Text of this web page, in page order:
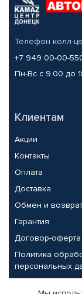
Телефон колл-
+7 949 00-00-
Пн-Вс с 9.00 до
Клиентам
Акции
Контакты
Оплата
Доставка
Обмен и возврат
Гарантия
Договор-оферта
Политика
персональных